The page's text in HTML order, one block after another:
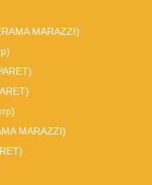
MARAZZI)
MARAZZI)
)